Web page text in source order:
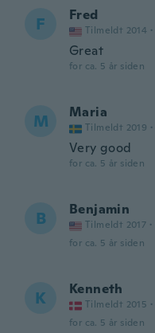
F Fred
Tilmeldt 2014 ·
Great
for ca. 5 år siden
M Maria
Tilmeldt 2019 ·
Very good
for ca. 5 år siden
B Benjamin
Tilmeldt 2017 ·
for ca. 5 år siden
K Kenneth
Tilmeldt 2015 ·
for ca. 5 år siden